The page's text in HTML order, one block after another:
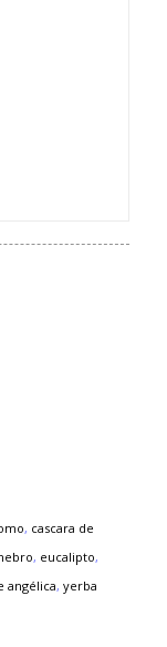
, cascara de
, eucalipto,
angélica, yerba